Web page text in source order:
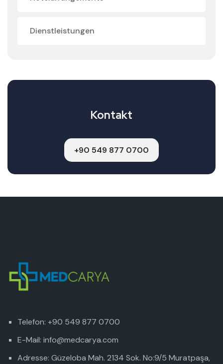
Dienstleistungen
Kontakt
+90 549 877 0700
Telefon: +90 549 877 0700
E-Mail: info@medcarya.com
Adresse: Güzeloba Mah. 2134 Sok. No:9/5 Muratpaşa,